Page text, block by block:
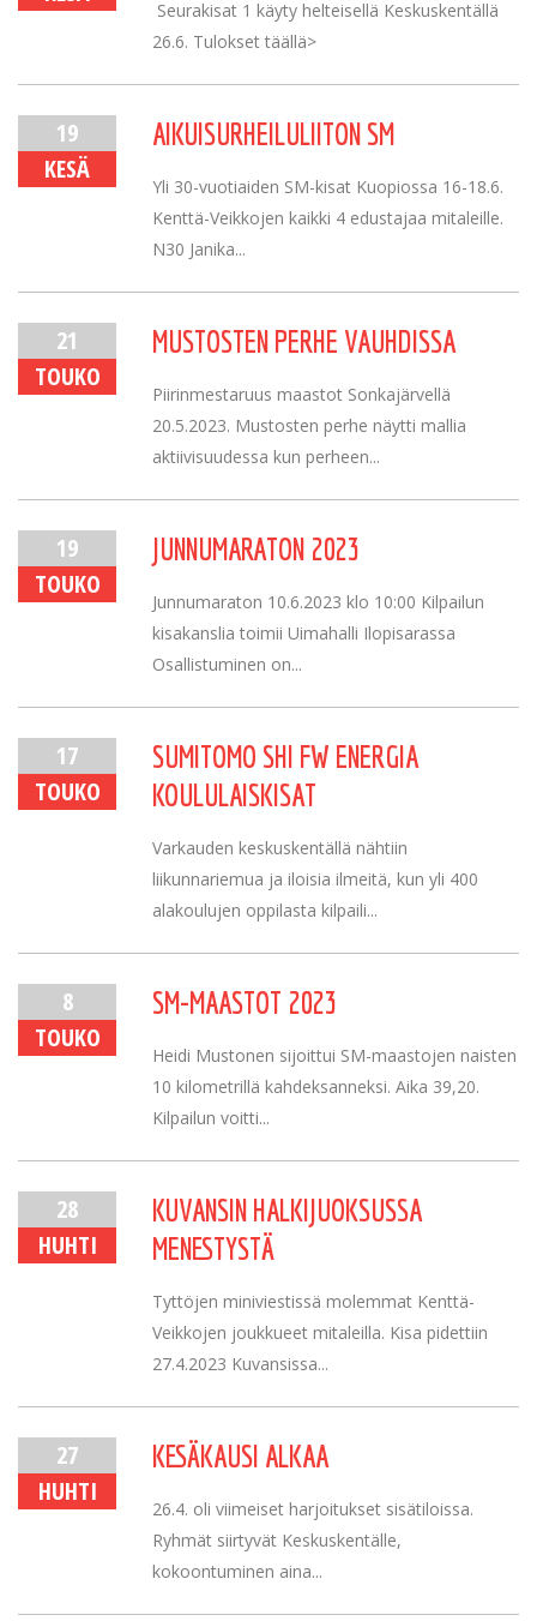
Seurakisat 1 käyty helteisellä Keskuskentällä
26.6. Tulokset täällä>
19
KESÄ
AIKUISURHEILULIITON SM
Yli 30-vuotiaiden SM-kisat Kuopiossa 16-18.6.
Kenttä-Veikkojen kaikki 4 edustajaa mitaleille.
N30 Janika...
21
TOUKO
MUSTOSTEN PERHE VAUHDISSA
Piirinmestaruus maastot Sonkajärvellä
20.5.2023. Mustosten perhe näytti mallia
aktiivisuudessa kun perheen...
19
TOUKO
JUNNUMARATON 2023
Junnumaraton 10.6.2023 klo 10:00 Kilpailun
kisakanslia toimii Uimahalli Ilopisarassa
Osallistuminen on...
17
TOUKO
SUMITOMO SHI FW ENERGIA
KOULULAISKISAT
Varkauden keskuskentällä nähtiin
liikunnariemua ja iloisia ilmeitä, kun yli 400
alakoulujen oppilasta kilpaili...
8
TOUKO
SM-MAASTOT 2023
Heidi Mustonen sijoittui SM-maastojen naisten
10 kilometrillä kahdeksanneksi. Aika 39,20.
Kilpailun voitti...
28
HUHTI
KUVANSIN HALKIJUOKSUSSA
MENESTYSTÄ
Tyttöjen miniviestissä molemmat Kenttä-
Veikkojen joukkueet mitaleilla. Kisa pidettiin
27.4.2023 Kuvansissa...
27
HUHTI
KESÄKAUSI ALKAA
26.4. oli viimeiset harjoitukset sisätiloissa.
Ryhmät siirtyvät Keskuskentälle,
kokoontuminen aina...